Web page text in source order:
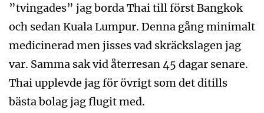
”tvingades” jag borda Thai till först Bangkok
och sedan Kuala Lumpur. Denna gång minimalt
medicinerad men jisses vad skräckslagen jag
var. Samma sak vid återresan 45 dagar senare.
Thai upplevde jag för övrigt som det ditills
bästa bolag jag flugit med.